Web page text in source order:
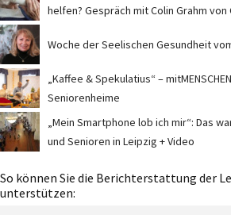
helfen? Gespräch mit Colin Grahm von
Woche der Seelischen Gesundheit
„Kaffee & Spekulatius“ –
Seniorenheime
„Mein Smartphone lob ich mir“: Das
und Senioren in Leipzig + Video
So können Sie die Berichterstattung der
unterstützen: